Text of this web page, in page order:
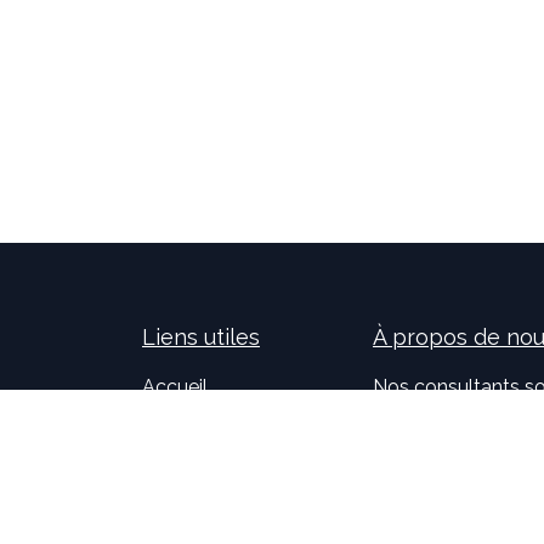
Liens utiles
Accueil
À propos de
Nos consultants